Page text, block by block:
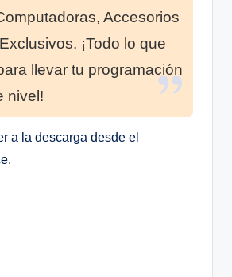
Accesorios
¡Todo lo que
llevar tu programación
nivel!
a la descarga desde el